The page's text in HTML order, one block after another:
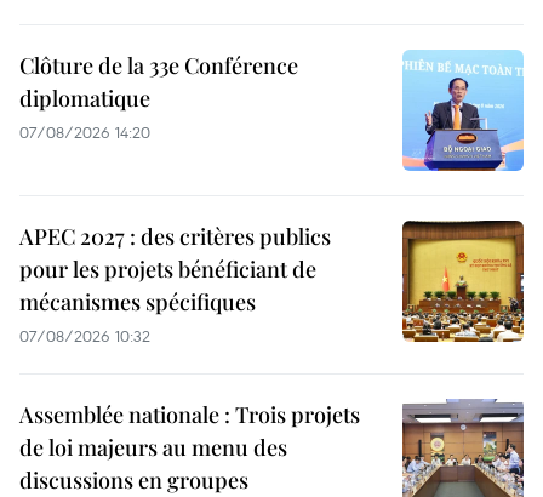
Clôture de la 33e Conférence
diplomatique
07/08/2026 14:20
APEC 2027 : des critères publics
pour les projets bénéficiant de
mécanismes spécifiques
07/08/2026 10:32
Assemblée nationale : Trois projets
de loi majeurs au menu des
discussions en groupes